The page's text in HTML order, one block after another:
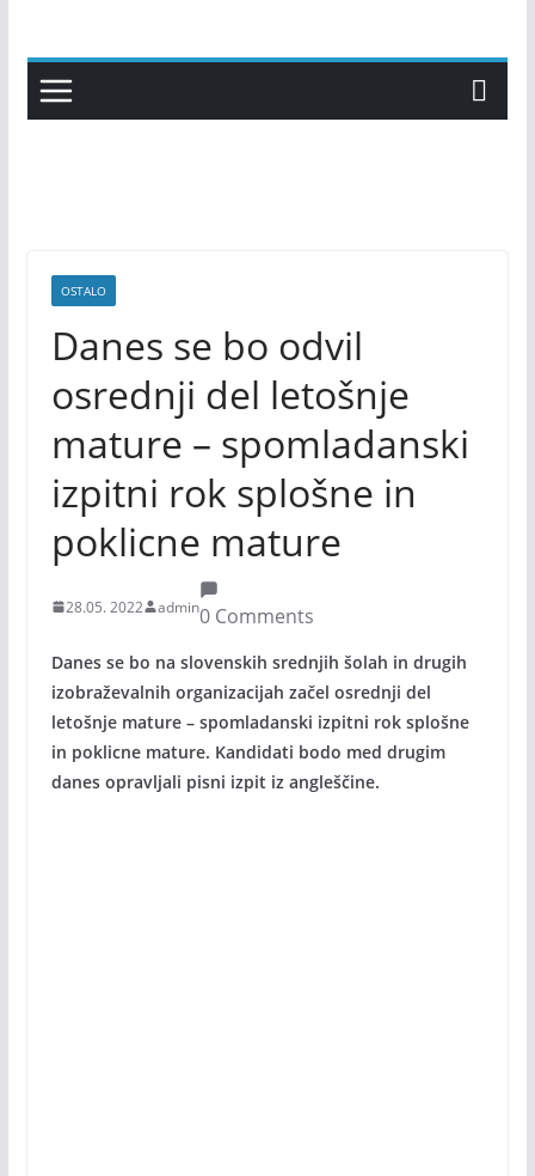
content
OSTALO
Danes se bo odvil
osrednji del letošnje
mature – spomladanski
izpitni rok splošne in
poklicne mature
28.05. 2022 admin0 Comments
Danes se bo na slovenskih srednjih šolah in drugih
izobraževalnih organizacijah začel osrednji del
letošnje mature – spomladanski izpitni rok splošne
in poklicne mature. Kandidati bodo med drugim
danes opravljali pisni izpit iz angleščine.